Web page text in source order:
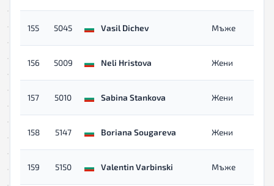
155 5045 Vasil Dichev Мъже
156 5009 Neli Hristova Жени
157 5010 Sabina Stankova Жени
158 5147 Boriana Sougareva Жени
159 5150 Valentin Varbinski Мъже